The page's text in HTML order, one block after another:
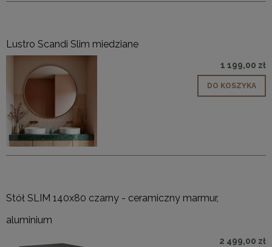
Lustro Scandi Slim miedziane
1 199,00 zł
DO KOSZYKA
Stół SLIM 140x80 czarny - ceramiczny marmur,
aluminium
2 499,00 zł